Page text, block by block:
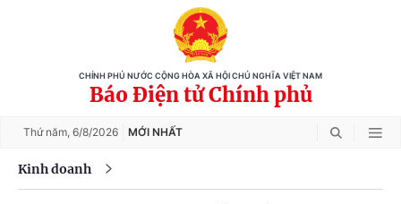
CHÍNH PHỦ NƯỚC CỘNG HÒA XÃ HỘI CHỦ NGHĨA VIỆT NAM
Báo Điện tử Chính phủ
Thứ năm, 6/8/2026 MỚI NHẤT
Kinh doanh